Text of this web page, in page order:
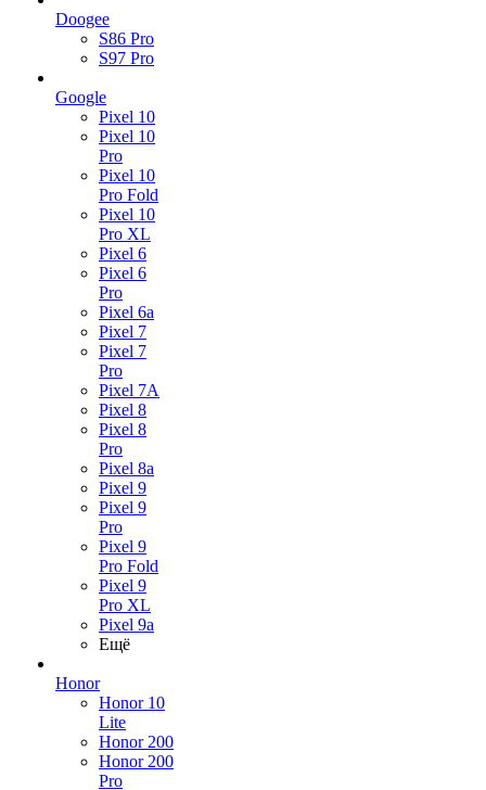
Doogee
S86 Pro
S97 Pro
Google
Pixel 10
Pixel 10
Pro
Pixel 10
Pro Fold
Pixel 10
Pro XL
Pixel 6
Pixel 6
Pro
Pixel 6a
Pixel 7
Pixel 7
Pro
Pixel 7A
Pixel 8
Pixel 8
Pro
Pixel 8a
Pixel 9
Pixel 9
Pro
Pixel 9
Pro Fold
Pixel 9
Pro XL
Pixel 9a
Ещё
Honor
Honor 10
Lite
Honor 200
Honor 200
Pro